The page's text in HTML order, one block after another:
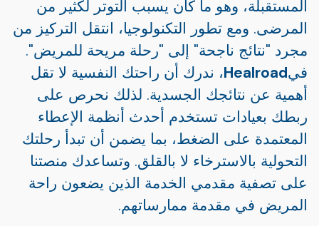
المستقبلة، وهو ما كان يسبب التوتر لكثير من
المرضى. ومع تطور التكنولوجيا، انتقل التركيز من
مجرد "نتائج ناجحة" إلى "رحلة مريحة للمريض".
فيHealroad، ندرك أن راحتك النفسية لا تقل
أهمية عن نتائجك الجسدية. لذلك نحرص على
ربطك بعيادات تستخدم أحدث أنظمة الإعطاء
المعتمدة على الضغط، بما يضمن أن تبدأ رحلتك
التحولية بالاسترخاء لا بالقلق. وتساعدك منصتنا
على تصفية مقدمي الخدمة الذين يضعون راحة
المريض في مقدمة ممارساتهم.